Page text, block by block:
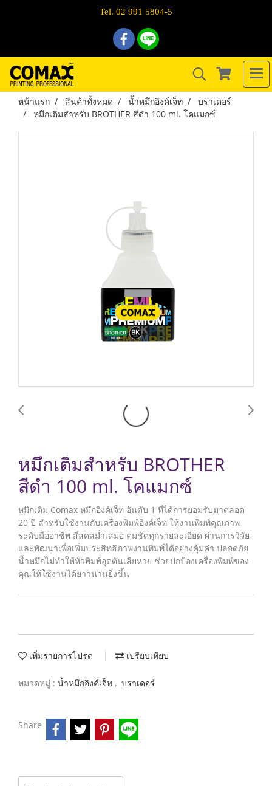
Tel. 02 991 5804-5
หน้าแรก สินค้าทั้งหมด น้ำหมึกอิงค์เจ็ท
บราเดอร์
หมึกเติมสำหรับ BROTHER สีดำ 100 ml. โคแมกซ์
หมึกเติมสำหรับ BROTHER
สีดำ 100 ml. โคแมกซ์
หมึกเติม Comax หมึกอิงค์เจ็ท อันดับ 1 ที่ได้การยอมรับมาตลอด
20 ปี สำหรับใช้งานกับเครื่องพิมพ์อิงค์เจ็ท ให้งานพิมพ์คุณภาพ
ระดับมืออาชีพ สีสดสม่ำเสมอ คมชัดทุกรายละเอียด ผ่านการวิจัย
และพัฒนาเพื่อเพิ่มประสิทธิภาพงานพิมพ์ได้อย่างคุ้มค่า ปลอดภัย
น้ำหมึกไม่ทำให้หัวพิมพ์อุดตันเสียหาย ช่วยปกป้องเครื่องพิมพ์ของ
คุณให้ใช้งานได้ยาวนานยิ่งขึ้น
เพิ่มรายการโปรด เปรียบเทียบ
หมวดหมู่ : น้ำหมึกอิงค์เจ็ท , บราเดอร์
Share